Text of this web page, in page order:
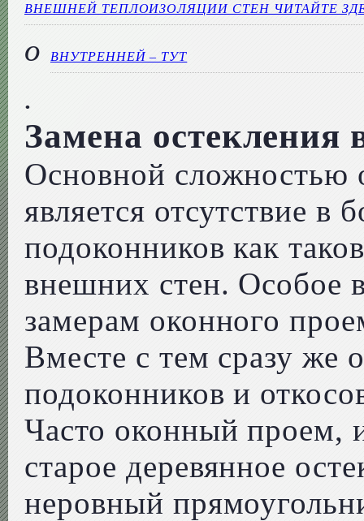
ВНЕШНЕЙ ТЕПЛОИЗОЛЯЦИИ СТЕН ЧИТАЙТЕ
о ВНУТРЕННЕЙ – ТУТ
.
Замена остекления
Основной сложностью
является отсутствие в
подоконников как
внешних стен. Особое
замерам оконного
Вместе с тем сразу же
подоконников и
Часто оконный проем,
старое деревянное
неровный